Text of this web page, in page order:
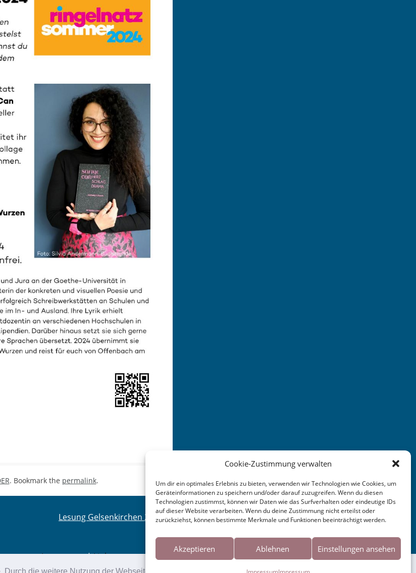
Cookie-Zustimmung verwalten
Um dir ein optimales Erlebnis zu bieten, verwenden wir Technologien wie Cookies, um
Geräteinformationen zu speichern und/oder darauf zuzugreifen. Wenn du diesen
Technologien zustimmst, können wir Daten wie das Surfverhalten oder eindeutige IDs
auf dieser Website verarbeiten. Wenn du deine Zustimmung nicht erteilst oder
zurückziehst, können bestimmte Merkmale und Funktionen beeinträchtigt werden.
Akzeptieren Ablehnen Einstellungen ansehen
. Bookmark the permalink.
Lesung Gelsenkirchen 2024→
Impressum|Links